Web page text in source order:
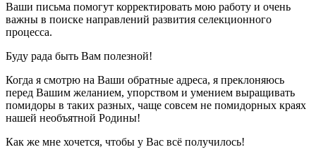
Ваши письма помогут корректировать мою работу и очень
важны в поиске направлений развития селекционного
процесса.
Буду рада быть Вам полезной!
Когда я смотрю на Ваши обратные адреса, я преклоняюсь
перед Вашим желанием, упорством и умением выращивать
помидоры в таких разных, чаще совсем не помидорных краях
нашей необъятной Родины!
Как же мне хочется, чтобы у Вас всё получилось!